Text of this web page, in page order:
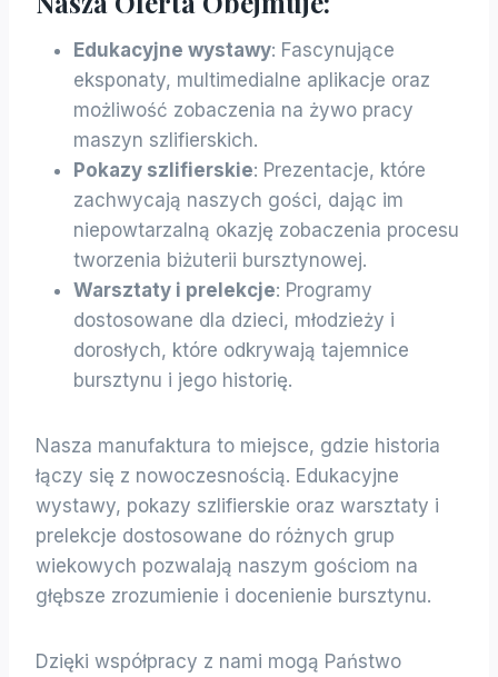
Edukacyjne wystawy: Fascynujące
eksponaty, multimedialne aplikacje oraz
możliwość zobaczenia na żywo pracy
maszyn szlifierskich.
Pokazy szlifierskie: Prezentacje, które
zachwycają naszych gości, dając im
niepowtarzalną okazję zobaczenia procesu
tworzenia biżuterii bursztynowej.
Warsztaty i prelekcje: Programy
dostosowane dla dzieci, młodzieży i
dorosłych, które odkrywają tajemnice
bursztynu i jego historię.
Nasza manufaktura to miejsce, gdzie historia
łączy się z nowoczesnością. Edukacyjne
wystawy, pokazy szlifierskie oraz warsztaty i
prelekcje dostosowane do różnych grup
wiekowych pozwalają naszym gościom na
głębsze zrozumienie i docenienie bursztynu.
Dzięki współpracy z nami mogą Państwo